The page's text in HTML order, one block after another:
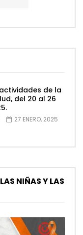
de la
del 20 al 26
27 ENERO, 2025
NIÑAS Y LAS